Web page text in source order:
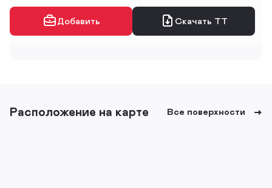
Добавить Скачать ТТ
Расположение на карте Все поверхности